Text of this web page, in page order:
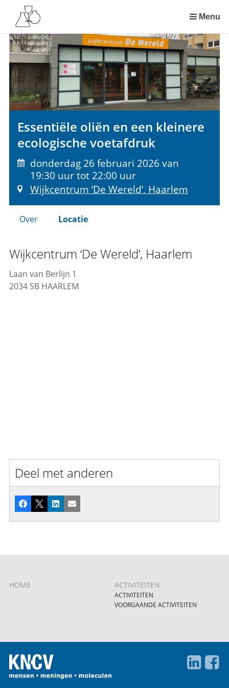
over
Spring
naar
de
inhoud
Spring
naar
menu
Menu
Essentiële oliën en een kleinere
ecologische voetafdruk
donderdag 26 februari 2026 van
19:30 uur tot 22:00 uur
Wijkcentrum ‘De Wereld’, Haarlem
Over Locatie
Wijkcentrum ‘De Wereld’, Haarlem
Laan van Berlijn 1
2034 SB HAARLEM
Deel met anderen
Facebook
X LinkedInE-mail
HOME ACTIVITEITEN
ACTIVITEITEN
VOORGAANDE ACTIVITEITEN